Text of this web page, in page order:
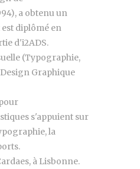
a obtenu un
diplômé en
d'i2ADS.
(Typographie,
Graphique
s'appuient sur
la
à Lisbonne.